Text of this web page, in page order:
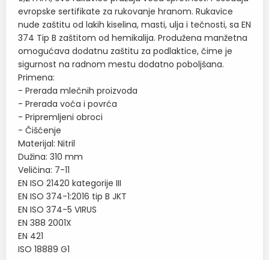
evropske sertifikate za rukovanje hranom. Rukavice
nude zaštitu od lakih kiselina, masti, ulja i tečnosti, sa EN
374 Tip B zaštitom od hemikalija. Produžena manžetna
omogućava dodatnu zaštitu za podlaktice, čime je
sigurnost na radnom mestu dodatno poboljšana.
Primena:
- Prerada mlečnih proizvoda
- Prerada voća i povrća
- Pripremljeni obroci
- Čišćenje
Materijal: Nitril
Dužina: 310 mm
Veličina: 7-11
EN ISO 21420 kategorije III
EN ISO 374-1:2016 tip B JKT
EN ISO 374-5 VIRUS
EN 388 2001X
EN 421
ISO 18889 G1